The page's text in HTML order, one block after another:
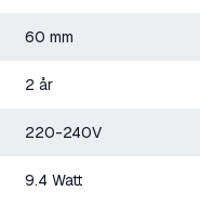
60 mm
2 år
220-240V
9.4 Watt